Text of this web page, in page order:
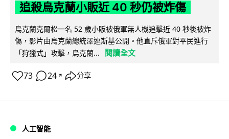
追殺烏克蘭小販近 40 秒仍被炸傷
烏克蘭克爾松一名 52 歲小販被俄軍無人機追擊近 40 秒後被炸
傷，影片由烏克蘭總統澤連斯基公開。他直斥俄軍對平民進行
「狩獵式」攻擊，烏克蘭...
閱讀全文
73 24 ↗ 分享
人工智能